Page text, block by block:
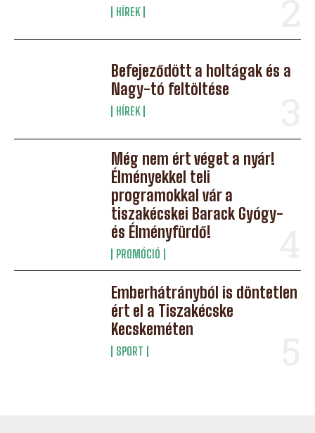
HÍREK
Befejeződött a holtágak és a
Nagy-tó feltöltése
HÍREK
Még nem ért véget a nyár!
Élményekkel teli
programokkal vár a
tiszakécskei Barack Gyógy-
és Élményfürdő!
PROMÓCIÓ
Emberhátrányból is döntetlen
ért el a Tiszakécske
Kecskeméten
SPORT